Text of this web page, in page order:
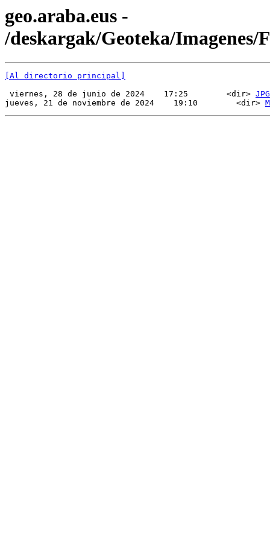
geo.araba.eus -
/deskargak/Geoteka/Imagenes/
[Al directorio principal]
viernes, 28 de junio de 2024    17:25        <dir> JPG
jueves, 21 de noviembre de 2024    19:10        <dir>